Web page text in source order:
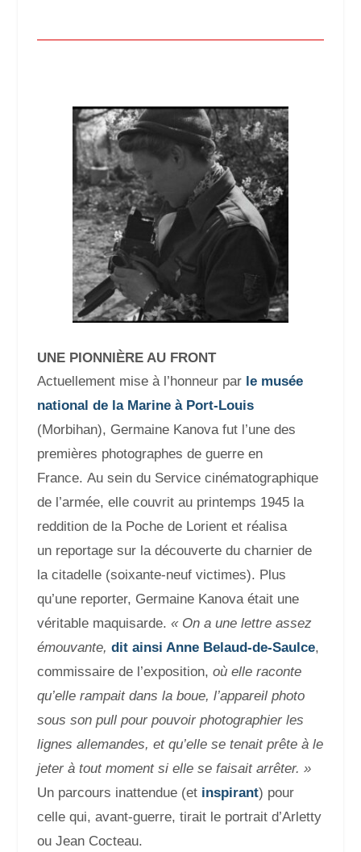
UNE PIONNIÈRE AU FRONT
Actuellement mise à l’honneur par le musée
national de la Marine à Port-Louis
(Morbihan), Germaine Kanova fut l’une des
premières photographes de guerre en
France. Au sein du Service cinématographique
de l’armée, elle couvrit auprintemps 1945 la
reddition de la Poche de Lorient et réalisa
un reportage sur la découverte du charnier de
la citadelle (soixante-neuf victimes). Plus
qu’une reporter, Germaine Kanova était une
véritable maquisarde. « On a une lettre assez
émouvante, dit ainsi Anne Belaud-de-Saulce,
commissaire de l’exposition, où elle raconte
qu’elle rampait dans la boue, l’appareil photo
sous son pull pour pouvoir photographier les
lignes allemandes, et qu’elle se tenait prête à le
jeter à tout moment si elle se faisait arrêter. »
Un parcours inattendue (et inspirant) pour
celle qui, avant-guerre, tirait le portrait d’Arletty
ou Jean Cocteau.